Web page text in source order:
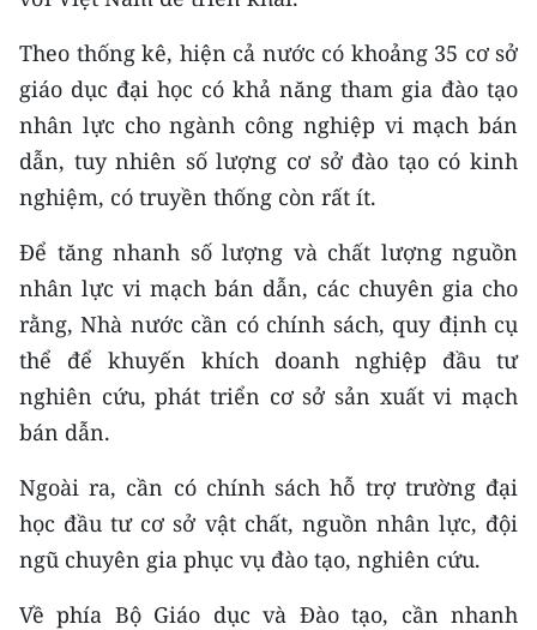
Theo thống kê, hiện cả nước có khoảng 35 cơ sở
giáo dục đại học có khả năng tham gia đào tạo
nhân lực cho ngành công nghiệp vi mạch bán
dẫn, tuy nhiên số lượng cơ sở đào tạo có kinh
nghiệm, có truyền thống còn rất ít.
Để tăng nhanh số lượng và chất lượng nguồn
nhân lực vi mạch bán dẫn, các chuyên gia cho
rằng, Nhà nước cần có chính sách, quy định cụ
thể để khuyến khích doanh nghiệp đầu tư
nghiên cứu, phát triển cơ sở sản xuất vi mạch
bán dẫn.
Ngoài ra, cần có chính sách hỗ trợ trường đại
học đầu tư cơ sở vật chất, nguồn nhân lực, đội
ngũ chuyên gia phục vụ đào tạo, nghiên cứu.
Về phía Bộ Giáo dục và Đào tạo, cần nhanh